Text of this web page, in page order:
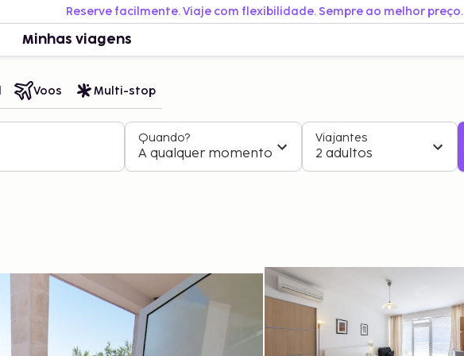
Reserve facilmente. Viaje com flexibilidade. Sempre ao melhor preço.
Minhas viagens
Voos Multi-stop
Quando?
A qualquer momento
Viajantes
2 adultos